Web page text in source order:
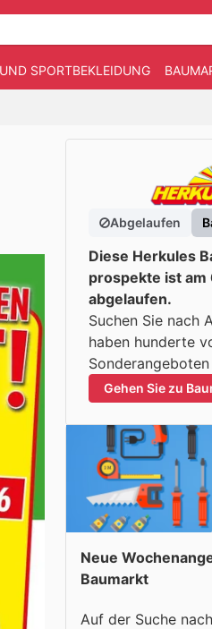
SPORTBEKLEIDUNG
Abgelaufen
Diese Herkules
prospekte ist am
abgelaufen.
Suchen Sie nach
haben hunderte
Gehen Sie zu
Neue
Baumarkt
Auf der Suche